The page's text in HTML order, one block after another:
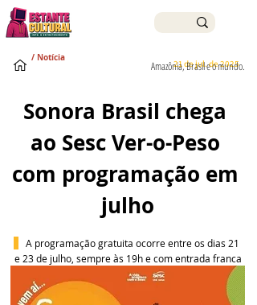
21 de jul. de 2025
Amazônia, Brasil e o mundo.
/ Notícia
Sonora Brasil chega
ao Sesc Ver-o-Peso
com programação em
julho
A programação gratuita ocorre entre os dias 21
e 23 de julho, sempre às 19h e com entrada franca